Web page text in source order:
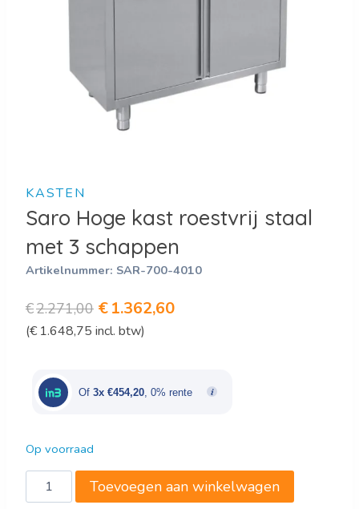
KASTEN
Saro Hoge kast roestvrij staal
met 3 schappen
Artikelnummer: SAR-700-4010
€2.271,00 Oorspronkelijke
prijs
€2.271,00.
€1.362,60Huidige
€1.362,60.
(€ 1.648,75 incl. btw)
Of 3x €454,20, 0% rente
Op voorraad
Saro
Hoge
Toevoegen aan winkelwagen